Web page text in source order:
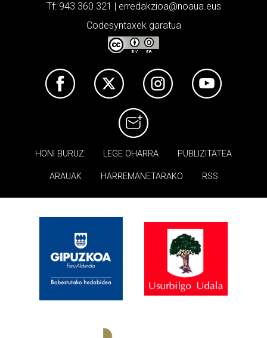
Tf: 943 360 321 | erredakzioa@noaua.eus
Codesyntaxek garatua
HONI BURUZ LEGE OHARRA PUBLIZITATEA
ARAUAK HARREMANETARAKO RSS